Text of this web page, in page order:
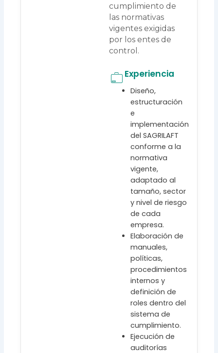
cumplimiento de
las normativas
vigentes exigidas
por los entes de
control.
Experiencia
Diseño,
estructuración
e
implementación
del SAGRILAFT
conforme a la
normativa
vigente,
adaptado al
tamaño, sector
y nivel de riesgo
de cada
empresa.
Elaboración de
manuales,
políticas,
procedimientos
internos y
definición de
roles dentro del
sistema de
cumplimiento.
Ejecución de
auditorías